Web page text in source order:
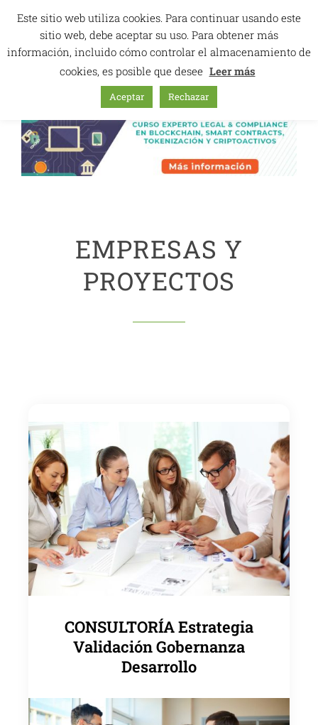
contenido
EMPRESAS Y
PROYECTOS
CONSULTORÍA Estrategia
Validación Gobernanza
Desarrollo
Este sitio web utiliza cookies. Para continuar usando este
sitio web, debe aceptar su uso. Para obtener más
información, incluido cómo controlar el almacenamiento de
cookies, es posible que desee Leer más
Aceptar Rechazar